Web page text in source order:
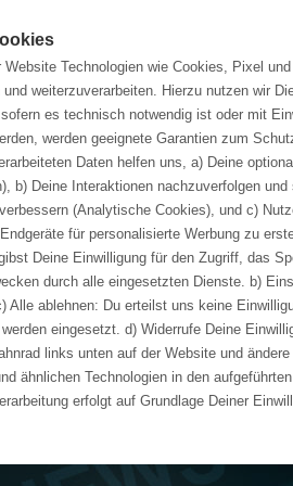
Unternehmen > avasis >
Technologien wie Cookies, Pixel
weiterzuverarbeiten. Hierzu nutzen wir
es technisch notwendig ist oder mit
werden geeignete Garantien zum
Daten helfen uns, a) Deine
b) Deine Interaktionen nachzuverfolgen
(Analytische Cookies), und c)
für personalisierte Werbung zu
Deine Einwilligung für den Zugriff, das
durch alle eingesetzten Dienste. b)
Alle ablehnen: Du erteilst uns keine
eingesetzt. d) Widerrufe Deine
links unten auf der Website und
ähnlichen Technologien in den
erfolgt auf Grundlage Deiner